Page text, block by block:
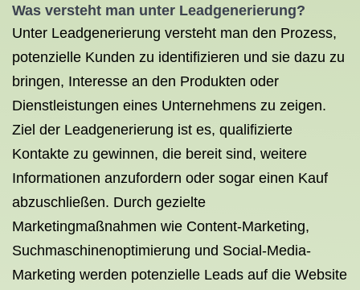
Was versteht man unter Leadgenerierung?
Unter Leadgenerierung versteht man den Prozess,
potenzielle Kunden zu identifizieren und sie dazu zu
bringen, Interesse an den Produkten oder
Dienstleistungen eines Unternehmens zu zeigen.
Ziel der Leadgenerierung ist es, qualifizierte
Kontakte zu gewinnen, die bereit sind, weitere
Informationen anzufordern oder sogar einen Kauf
abzuschließen. Durch gezielte
Marketingmaßnahmen wie Content-Marketing,
Suchmaschinenoptimierung und Social-Media-
Marketing werden potenzielle Leads auf die Website